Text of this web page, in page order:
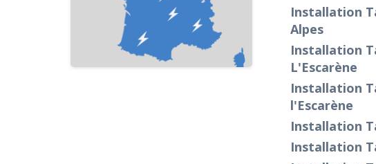
Installation
Alpes
Installation
L'Escarène
Installation
l'Escarène
Installation
Installation